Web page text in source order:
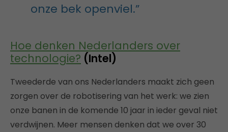
onze bek openviel.”
Hoe denken Nederlanders over
technologie? (Intel)
Tweederde van ons Nederlanders maakt zich geen
zorgen over de robotisering van het werk: we zien
onze banen in de komende 10 jaar in ieder geval niet
verdwijnen. Meer mensen denken dat we over 30